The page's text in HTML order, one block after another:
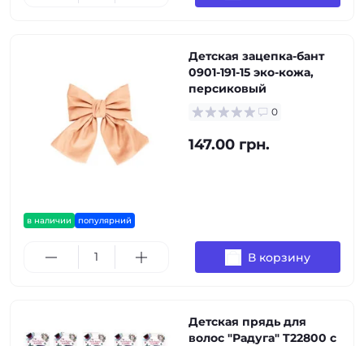
в наличии популярний
Детская зацепка-бант
0901-191-15 эко-кожа,
персиковый
0
147.00 грн.
В корзину
Детская прядь для
волос "Радуга" T22800 с